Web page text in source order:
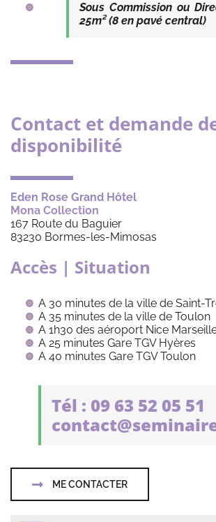
Sous Commission ou
25m² (8 en pavé central)
Contact et demande
disponibilité
Eden Rose Grand Hôtel
Mona Collection
167 Route du Baguier
83230 Bormes-les-Mimosas
Accès | Situation
A 30 minutes de la ville de Saint-
A 35 minutes de la ville de Toulon
A 1h30 des aéroport Nice
A 25 minutes Gare TGV Hyères
A 40 minutes Gare TGV Toulon
Tél : 09 63 52 05 51
ME CONTACTER